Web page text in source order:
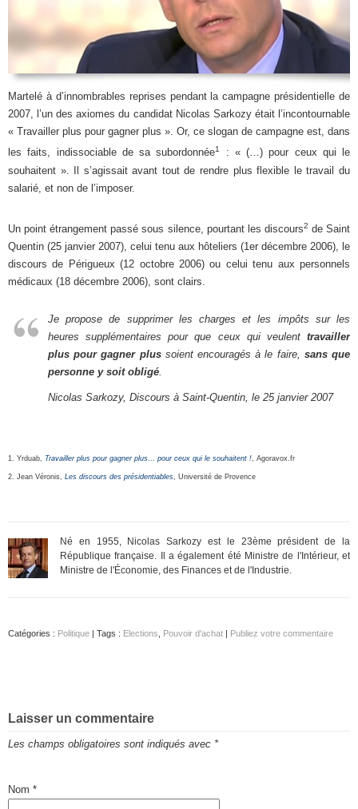
Martelé à d’innombrables reprises pendant la campagne présidentielle de
2007, l’un des axiomes du candidat Nicolas Sarkozy était l’incontournable
« Travailler plus pour gagner plus ». Or, ce slogan de campagne est, dans
les faits, indissociable de sa subordonnée1
: « (…) pour ceux qui le
souhaitent ». Il s’agissait avant tout de rendre plus flexible le travail du
salarié, et non de l’imposer.
Un point étrangement passé sous silence, pourtant les discours2 de Saint
Quentin (25 janvier 2007), celui tenu aux hôteliers (1er décembre 2006), le
discours de Périgueux (12 octobre 2006) ou celui tenu aux personnels
médicaux (18 décembre 2006), sont clairs.
Je propose de supprimer les charges et les impôts sur les
heures supplémentaires pour que ceux qui veulent travailler
plus pour gagner plussoient encouragés à le faire, sans que
personne y soit obligé
Nicolas Sarkozy, Discours à Saint-Quentin, le 25 janvier 2007
1. Yrduab, Travailler plus pour gagner plus… pour ceux qui le souhaitent ! , Agoravox.fr
2. Jean Véronis, Les discours des présidentiables , Université de Provence
Né en 1955, Nicolas Sarkozy est le 23ème président de la
République française. Il a également été Ministre de l'Intérieur, et
Ministre de l'Économie, des Finances et de l'Industrie.
Catégories : Politique | Tags : Elections Pouvoir d'achat | Publiez votre commentaire
Laisser un commentaire
Les champs obligatoires sont indiqués avec *
Nom *